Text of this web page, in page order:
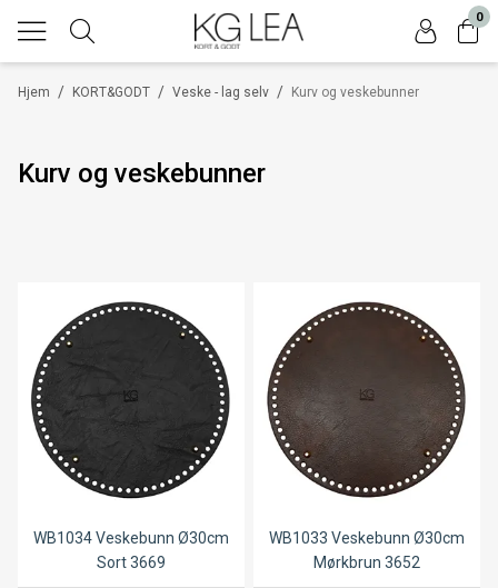
0
/
Hjem /
KORT&GODT /
Veske - lag selv Kurv og veskebunner
Kurv og veskebunner
WB1034 Veskebunn Ø30cm
Sort 3669
WB1033 Veskebunn Ø30cm
Mørkbrun 3652